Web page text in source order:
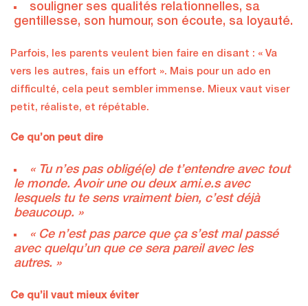
souligner ses qualités relationnelles, sa
gentillesse, son humour, son écoute, sa loyauté.
Parfois, les parents veulent bien faire en disant : « Va
vers les autres, fais un effort ». Mais pour un ado en
difficulté, cela peut sembler immense. Mieux vaut viser
petit, réaliste, et répétable.
Ce qu’on peut dire
« Tu n’es pas obligé(e) de t’entendre avec tout
le monde. Avoir une ou deux ami.e.s avec
lesquels tu te sens vraiment bien, c’est déjà
beaucoup. »
« Ce n’est pas parce que ça s’est mal passé
avec quelqu’un que ce sera pareil avec les
autres. »
Ce qu’il vaut mieux éviter